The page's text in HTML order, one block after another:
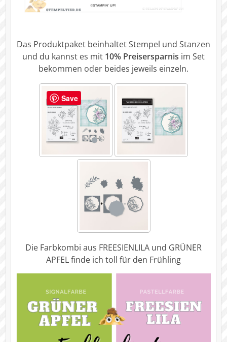
Das Produktpaket beinhaltet Stempel und Stanzen
und du kannst es mit 10% Preisersparnis im Set
bekommen oder beides jeweils einzeln.
Die Farbkombi aus FREESIENLILA und GRÜNER
APFEL finde ich toll für den Frühling
Save